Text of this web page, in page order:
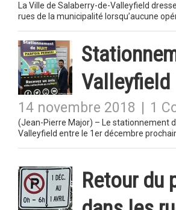
La Ville de Salaberry-de-Valleyfield
rues de la municipalité lorsqu’aucune
Valleyfield
14 novembre 2018 1
(Jean-Pierre Major) – Le stationnement
Valleyfield entre le 1er décembre
Retour du